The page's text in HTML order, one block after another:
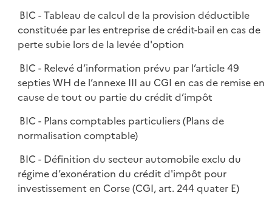
BIC - Tableau de calcul de la provision déductible
constituée par les entreprise de crédit-bail en cas de
perte subie lors de la levée d'option
BIC - Relevé d’information prévu par l’article 49
septies WH de l’annexe III au CGI en cas de remise en
cause de tout ou partie du crédit d’impôt
BIC - Plans comptables particuliers (Plans de
normalisation comptable)
BIC - Définition du secteur automobile exclu du
régime d’exonération du crédit d'impôt pour
investissement en Corse (CGI, art. 244 quater E)